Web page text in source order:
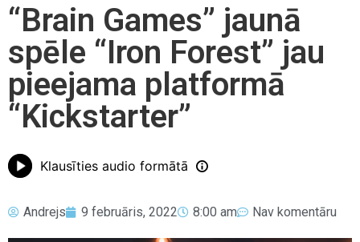
“Brain Games” jaunā
spēle “Iron Forest” jau
pieejama platformā
“Kickstarter”
Klausīties audio formātā
Andrejs 9 februāris, 2022 8:00 am Nav komentāru